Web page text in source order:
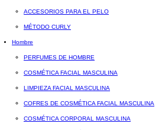
ACCESORIOS PARA EL PELO
MÉTODO CURLY
Hombre
PERFUMES DE HOMBRE
COSMÉTICA FACIAL MASCULINA
LIMPIEZA FACIAL MASCULINA
COFRES DE COSMÉTICA FACIAL MASCULINA
COSMÉTICA CORPORAL MASCULINA